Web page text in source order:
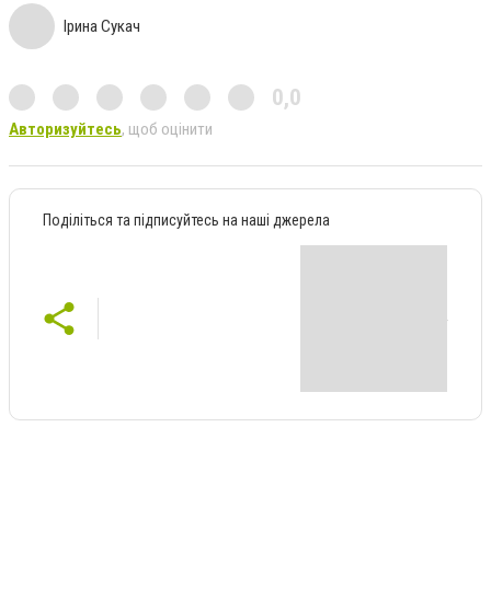
Ірина Сукач
0,0
Авторизуйтесь, щоб оцінити
Поділіться та підписуйтесь на наші джерела